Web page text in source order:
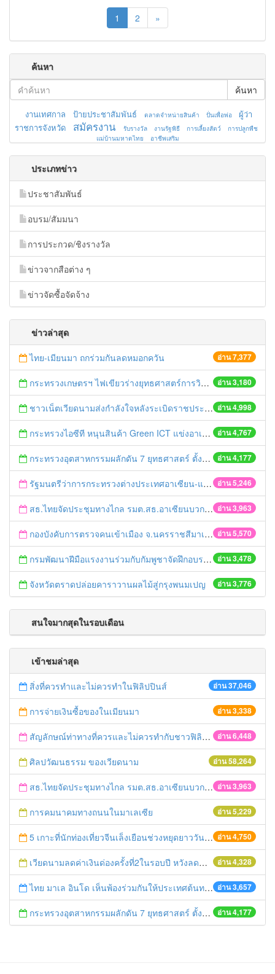
1 2 »
ค้นหา
ค้นหา
งานเทศกาล ป้ายประชาสัมพันธ์ ตลาดจำหน่ายสินค้า ปั่นเพื่อพ่อ
ผู้ว่า
ราชการจังหวัด
สมัครงาน รับรางวัล งานรัฐพิธี การเลี้ยงสัตว์
การปลูกพืช
แม่บ้านมหาดไทย
อาชีพเสริม
ประเภทข่าว
ประชาสัมพันธ์
อบรม/สัมมนา
การประกวด/ชิงรางวัล
ข่าวจากสือต่าง ๆ
ข่าวจัดซื้อจัดจ้าง
ข่าวล่าสุด
อ่าน 7,377
ไทย-เมียนมา ถกร่วมกันลดหมอกควัน
อ่าน 3,180
กระทรวงเกษตรฯ ไฟเขียวร่างยุทธศาสตร์การวิจัยฯ รองรับการเปลี่ยนแปลงตลาดภูมิภาคอาเซียนและตลาดโลก
อ่าน 4,998
ชาวเน็ตเวียดนามส่งกำลังใจหลังระเบิดราชประสงค์
อ่าน 4,767
กระทรวงไอซีที หนุนสินค้า Green ICT แข่งอาเซียน
อ่าน 4,177
กระทรวงอุตสาหกรรมผลักดัน 7 ยุทธศาสตร์ ตั้งเป้ายกระดับผู้ประกอบ การไทยสู่ผู้นำ AEC
อ่าน 5,246
รัฐมนตรีว่าการกระทรวงต่างประเทศอาเซียน-แคนาดา เห็นชอบรับรองร่างแผนปฏิบัติการอาเซียน
อ่าน 3,963
สธ.ไทยจัดประชุมทางไกล รมต.สธ.อาเซียนบวก 3
อ่าน 5,570
กองบังคับการตรวจคนเข้าเมือง จ.นครราชสีมาเตรียมพร้อมรับอาเซียน
อ่าน 3,478
กรมพัฒนาฝีมือแรงงานร่วมกับกัมพูชาจัดฝึกอบรมพัฒนาทักษะฝีมือแรงงาน
อ่าน 3,776
จังหวัดตราดปล่อยคาราวานผลไม้สู่กรุงพนมเปญ
สนใจมากสุดในรอบเดือน
เข้าชมล่าสุด
อ่าน 37,046
สิ่งที่ควรทำและไม่ควรทำในฟิลิปปินส์
อ่าน 3,338
การจ่ายเงินซื้อของในเมียนมา
อ่าน 6,448
สัญลักษณ์ท่าทางที่ควรและไม่ควรทำกับชาวฟิลิปปินส์
อ่าน 58,264
ศิลปวัฒนธรรม ของเวียดนาม
อ่าน 3,963
สธ.ไทยจัดประชุมทางไกล รมต.สธ.อาเซียนบวก 3
อ่าน 5,229
การคมนาคมทางถนนในมาเลเซีย
อ่าน 4,750
5 เกาะที่นักท่องเที่ยวจีนเล็งเยือนช่วงหยุดยาววันแรงงาน ไทยติดโผด้วย
อ่าน 4,328
เวียดนามลดค่าเงินด่องครั้งที่2ในรอบปี หวังลดขาดดุลการค้าอย่างหนัก
อ่าน 3,657
ไทย มาเล อินโด เห็นพ้องร่วมกันให้ประเทศต้นทางทางผ่านและปลายทาง ร่วมกันแก้ไขปัญหาโรฮิงจา
อ่าน 4,177
กระทรวงอุตสาหกรรมผลักดัน 7 ยุทธศาสตร์ ตั้งเป้ายกระดับผู้ประกอบ การไทยสู่ผู้นำ AEC